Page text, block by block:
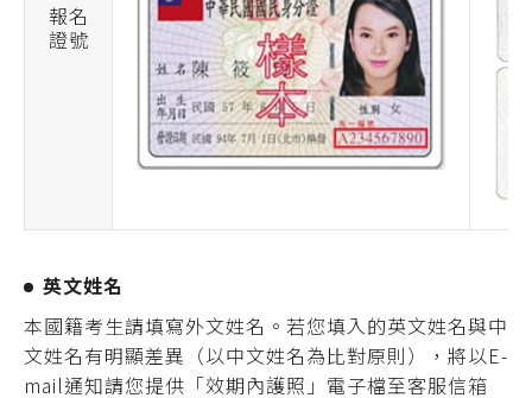
報名
證號
英文姓名
本國籍考生請填寫外文姓名。若您填入的英文姓名與中
文姓名有明顯差異（以中文姓名為比對原則），將以E-
mail通知請您提供「效期內護照」電子檔至客服信箱